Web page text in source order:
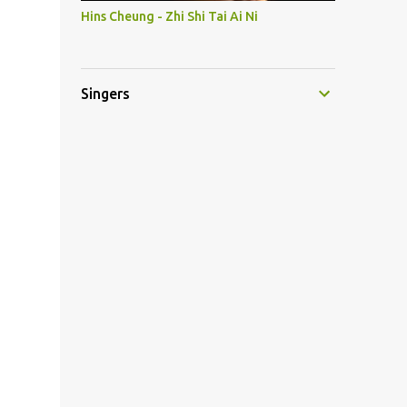
Hins Cheung - Zhi Shi Tai Ai Ni
Singers